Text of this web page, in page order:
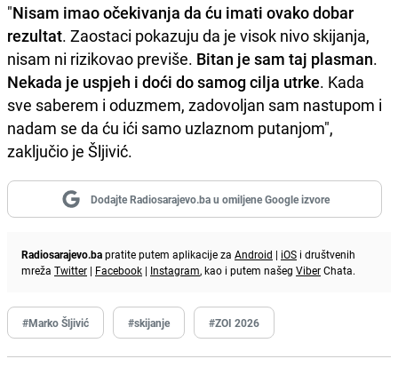
"Nisam imao očekivanja da ću imati ovako dobar
rezultat. Zaostaci pokazuju da je visok nivo skijanja,
nisam ni rizikovao previše. Bitan je sam taj plasman.
Nekada je uspjeh i doći do samog cilja utrke. Kada
sve saberem i oduzmem, zadovoljan sam nastupom i
nadam se da ću ići samo uzlaznom putanjom",
zaključio je Šljivić.
Dodajte Radiosarajevo.ba u omiljene Google izvore
Radiosarajevo.bapratite putem aplikacije za Android | iOS i društvenih
mreža Twitter | Facebook | Instagram, kao i putem našeg ViberChata.
#Marko Šljivić #skijanje #ZOI 2026